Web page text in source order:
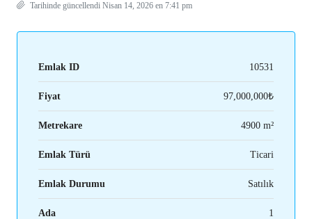
Tarihinde güncellendi Nisan 14, 2026 en 7:41 pm
Emlak ID 10531
Fiyat 97,000,000₺
Metrekare 4900 m²
Emlak Türü Ticari
Emlak Durumu Satılık
Ada 1